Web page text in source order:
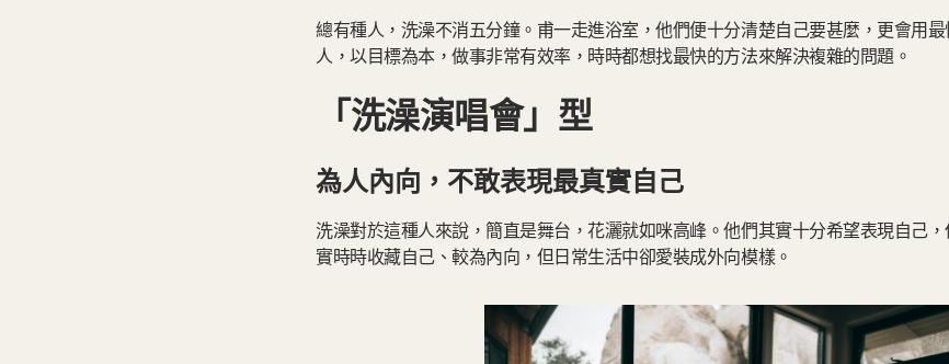
總有種人，洗澡不消五分鐘。甫一走進浴室，他們便十分清楚自己要甚麼，更會用
人，以目標為本，做事非常有效率，時時都想找最快的方法來解決複雜的問題。
「洗澡演唱會」型
為人內向，不敢表現最真實自己
洗澡對於這種人來說，簡直是舞台，花灑就如咪高峰。他們其實十分希望表現自己
實時時收藏自己、較為內向，但日常生活中卻愛裝成外向模樣。